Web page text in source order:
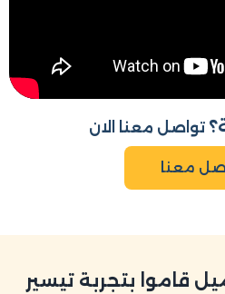
تواصل معنا الان
معنا
الف عميل قاموا بتجربة تيسير